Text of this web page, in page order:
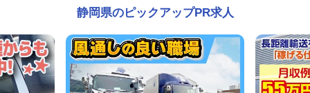
静岡県のピックアップPR求人